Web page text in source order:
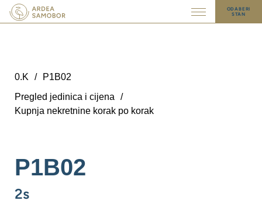
0.K /
P1B02
Pregled jedinica i cijena
/
Kupnja nekretnine korak po korak
P1B02
2s
ODABERI
STAN